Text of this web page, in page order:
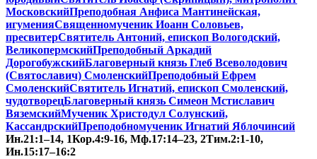
МосковскийПреподобная Анфиса Мантинейская,
игуменияСвященномученик Иоанн Соловьев,
пресвитерСвятитель Антоний, епископ Вологодский,
ВеликопермскийПреподобный Аркадий
ДорогобужскийБлаговерный князь Глеб Всеволодович
(Святославич) СмоленскийПреподобный Ефрем
СмоленскийСвятитель Игнатий, епископ Смоленский,
чудотворецБлаговерный князь Симеон Мстиславич
ВяземскийМученик Христодул Солунский,
КассандрскийПреподобномученик Игнатий Яблочинсий
Ин.21:1–14, 1Кор.4:9-16, Мф.17:14–23, 2Тим.2:1-10,
Ин.15:17–16:2